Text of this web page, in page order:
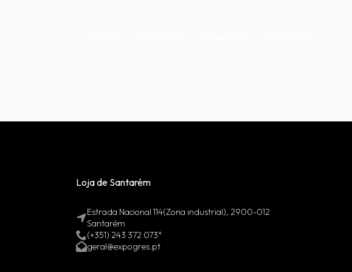
Loja de Santarém
Estrada Nacional 114(Zona industrial), 2900-012
Santarém
(+351) 243 372 073*
geral@expogres.pt